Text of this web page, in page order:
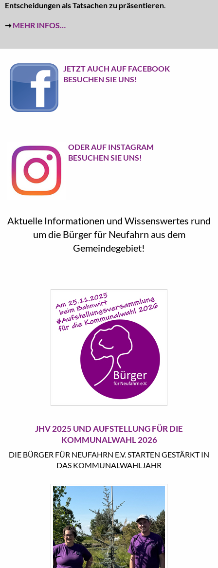
Entscheidungen als Tatsachen zu präsentieren.
➞MEHR INFOS…
JETZT AUCH AUF FACEBOOK
BESUCHEN SIE UNS!
ODER AUF INSTAGRAM
BESUCHEN SIE UNS!
Aktuelle Informationen und Wissenswertes rund
um die Bürger für Neufahrn aus dem
Gemeindegebiet!
JHV 2025 UND AUFSTELLUNG FÜR DIE
KOMMUNALWAHL 2026
DIE BÜRGER FÜR NEUFAHRN E.V. STARTEN GESTÄRKT IN
DAS KOMMUNALWAHLJAHR